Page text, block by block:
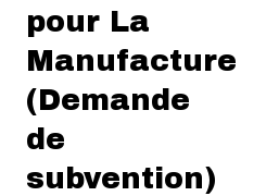
pour La
Manufacture
(Demande
de
subvention)